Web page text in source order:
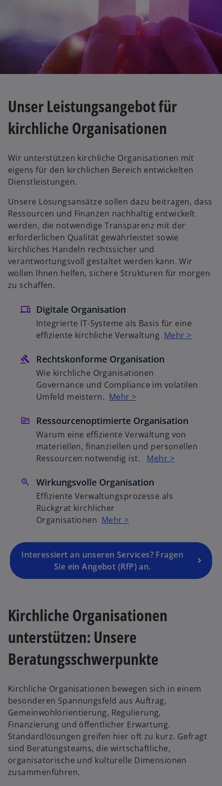
Unser Leistungsangebot für
kirchliche Organisationen
Wir unterstützen kirchliche Organisationen mit
eigens für den kirchlichen Bereich entwickelten
Dienstleistungen.
Unsere Lösungsansätze sollen dazu beitragen, dass
Ressourcen und Finanzen nachhaltig entwickelt
werden, die notwendige Transparenz mit der
erforderlichen Qualität gewährleistet sowie
kirchliches Handeln rechtssicher und
verantwortungsvoll gestaltet werden kann. Wir
wollen Ihnen helfen, sichere Strukturen für morgen
zu schaffen.
Digitale Organisation
Integrierte IT-Systeme als Basis für eine
effiziente kirchliche Verwaltung Mehr >
Rechtskonforme Organisation
Wie kirchliche Organisationen
Governance und Compliance im volatilen
Umfeld meistern. Mehr >
Ressourcenoptimierte Organisation
Warum eine effiziente Verwaltung von
materiellen, finanziellen und personellen
Ressourcen notwendig ist. Mehr >
Wirkungsvolle Organisation
Effiziente Verwaltungsprozesse als
Rückgrat kirchlicher
Organisationen Mehr >
Interessiert an unseren Services? Fragen
Sie ein Angebot (RfP) an.
e
t
e
Kirchliche Organisationen
unterstützen: Unsere
Beratungsschwerpunkte
Kirchliche Organisationen bewegen sich in einem
besonderen Spannungsfeld aus Auftrag,
Gemeinwohlorientierung, Regulierung,
Finanzierung und öffentlicher Erwartung.
Standardlösungen greifen hier oft zu kurz. Gefragt
sind Beratungsteams, die wirtschaftliche,
organisatorische und kulturelle Dimensionen
zusammenführen.